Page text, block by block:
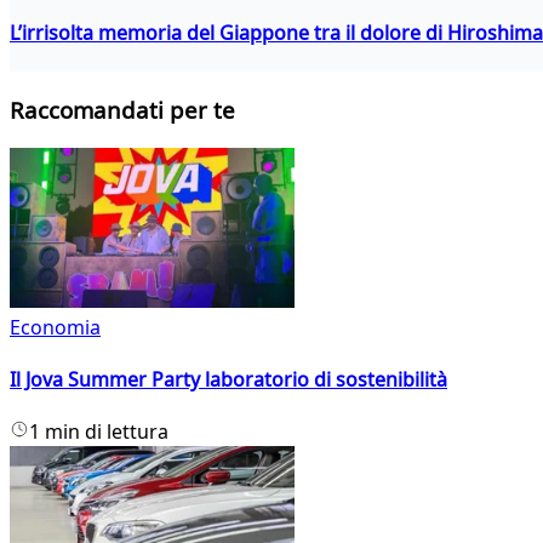
L’irrisolta memoria del Giappone tra il dolore di
Raccomandati per te
Economia
Il Jova Summer Party laboratorio di sostenibilità
1 min di lettura